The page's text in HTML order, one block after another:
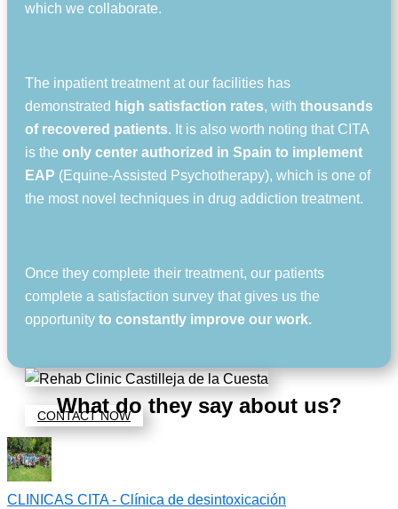
which we collaborate.
The inpatient treatment at our facilities has
demonstrated high satisfaction rates, with thousands
of recovered patients. It is also worth noting that CITA
is the only center authorized in Spain to implement
EAP (Equine-Assisted Psychotherapy), which is one of
the most novel techniques in drug addiction treatment.
Once they complete their treatment, our patients
complete a satisfaction survey that gives us the
opportunity to constantly improve our work.
CONTACT NOW
What do they say about us?
CLINICAS CITA - Clínica de desintoxicación